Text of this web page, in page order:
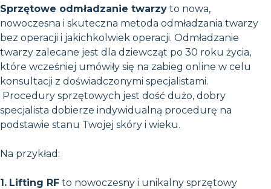
Sprzętowe odmładzanie twarzy to nowa,
nowoczesna i skuteczna metoda odmładzania twarzy
bez operacji i jakichkolwiek operacji. Odmładzanie
twarzy zalecane jest dla dziewcząt po 30 roku życia,
które wcześniej umówiły się na zabieg online w celu
konsultacji z doświadczonymi specjalistami.
Procedury sprzętowych jest dość dużo, dobry
specjalista dobierze indywidualną procedurę na
podstawie stanu Twojej skóry i wieku.
Na przykład:
1. Lifting RF to nowoczesny i unikalny sprzętowy